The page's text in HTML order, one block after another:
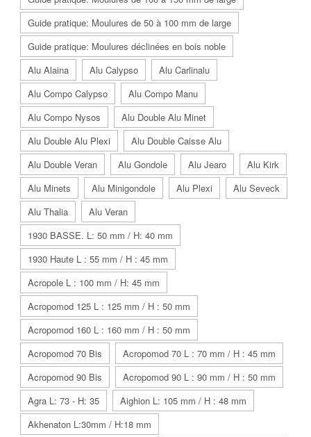
Guide pratique: Moulures de 50 à 100 mm de large
Guide pratique: Moulures déclinées en bois noble
Alu Alaina
Alu Calypso
Alu Carlinalu
Alu Compo Calypso
Alu Compo Manu
Alu Compo Nysos
Alu Double Alu Minet
Alu Double Alu Plexi
Alu Double Caisse Alu
Alu Double Veran
Alu Gondole Alu Jearo
Alu Kirk
Alu Minets
Alu Minigondole Alu Plexi
Alu Seveck
Alu Thalia
Alu Veran
1930 BASSE. L: 50 mm / H: 40 mm
1930 Haute L : 55 mm / H : 45 mm
Acropole L : 100 mm / H: 45 mm
Acropomod 125 L : 125 mm / H : 50 mm
Acropomod 160 L : 160 mm / H : 50 mm
Acropomod 70 Bis
Acropomod 70 L : 70 mm / H : 45 mm
Acropomod 90 Bis
Acropomod 90 L : 90 mm / H : 50 mm
Agra L: 73 - H: 35
Aighion L: 105 mm / H : 48 mm
Akhenaton L:30mm / H:18 mm